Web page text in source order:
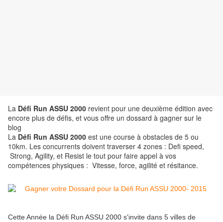
La Défi Run ASSU 2000 revient pour une deuxième édition avec
encore plus de défis, et vous offre un dossard à gagner sur le
blog
La Défi Run ASSU 2000 est une course à obstacles de 5 ou
10km. Les concurrents doivent traverser 4 zones : Defi speed,
Strong, Agility, et Resist le tout pour faire appel à vos
compétences physiques : Vitesse, force, agilité et résitance.
Cette Année la Défi Run ASSU 2000 s'invite dans 5 villes de